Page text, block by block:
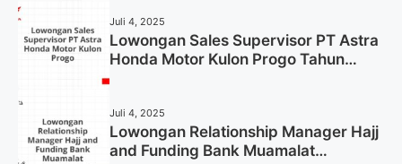
Juli 4, 2025
Lowongan Sales Supervisor PT Astra
Honda Motor Kulon Progo Tahun
Juli 4, 2025
Lowongan Relationship Manager Hajj
and Funding Bank Muamalat